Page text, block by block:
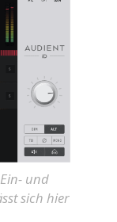
und
sich hier